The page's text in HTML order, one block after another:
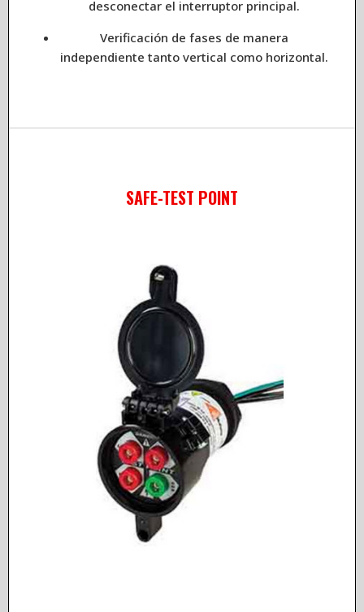
desconectar el interruptor principal.
Verificación de fases de manera
independiente tanto vertical como horizontal.
SAFE-TEST POINT